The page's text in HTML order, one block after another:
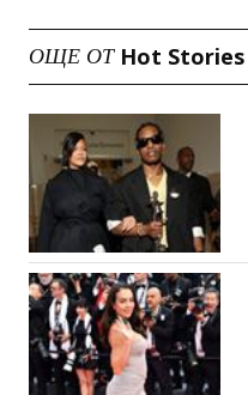
ОЩЕ ОТ Hot Stories